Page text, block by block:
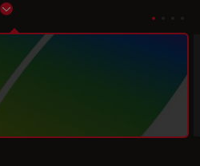
Show subnavigation